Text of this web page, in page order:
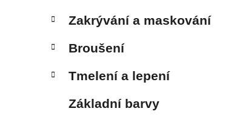
Zakrývání a maskování
Broušení
Tmelení a lepení
Základní barvy